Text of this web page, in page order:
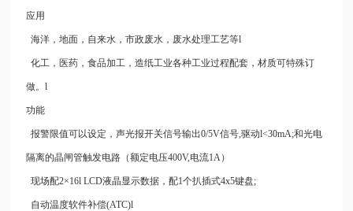
应用
海洋，地面，自来水，市政废水，废水处理工艺等l
化工，医药，食品加工，造纸工业各种工业过程配套，材质可特殊订
做。l
功能
报警限值可以设定，声光报开关信号输出0/5V信号,驱动l<30mA;和光电
隔离的晶闸管触发电路（额定电压400V,电流1A）
现场配2×16l LCD液晶显示数据，配1个扒插式4x5键盘;
自动温度软件补偿(ATC)l